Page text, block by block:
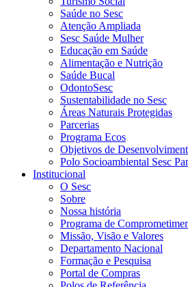
Saúde no Sesc
Atenção Ampliada
Sesc Saúde Mulher
Educação em Saúde
Alimentação e Nutrição
Saúde Bucal
OdontoSesc
Sustentabilidade no Sesc
Áreas Naturais Protegidas
Parcerias
Programa Ecos
Objetivos de
Polo Socioambiental Sesc
Institucional
O Sesc
Sobre
Nossa história
Programa de
Missão, Visão e Valores
Departamento Nacional
Formação e Pesquisa
Portal de Compras